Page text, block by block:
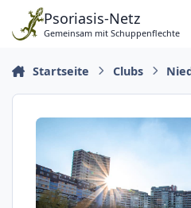
Zu Inhalt springen
Psoriasis-Netz
Gemeinsam mit Schuppenflechte
Startseite Clubs